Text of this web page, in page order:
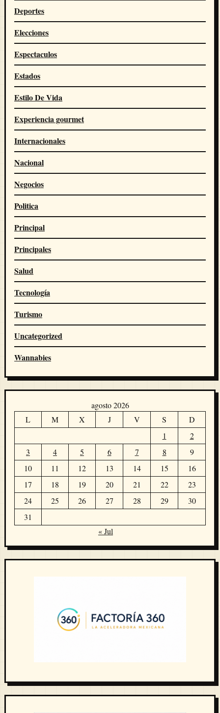
Deportes
Elecciones
Espectaculos
Estados
Estilo De Vida
Experiencia gourmet
Internacionales
Nacional
Negocios
Politica
Principal
Principales
Salud
Tecnología
Turismo
Uncategorized
Wannabies
agosto 2026
L
M X J V S
D
1
2
3
4 5 6 7 8
9
10
11 12 13 14 15
16
17
18 19 20 21 22
23
24
25 26 27 28 29
30
31
« Jul